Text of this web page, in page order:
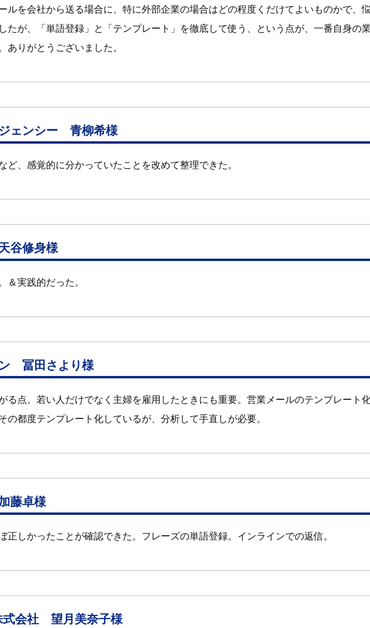
ルを会社から送る場合に、特に外部企業の場合はどの程度くだけてよいものかで、
たが、「単語登録」と「テンプレート」を徹底して使う、という点が、一番自身の
ありがとうございました。
ェンシー 青柳希様
ど、感覚的に分かっていたことを改めて整理できた。
谷修身様
＆実践的だった。
冨田さより様
る点。若い人だけでなく主婦を雇用したときにも重要。営業メールのテンプレート
の都度テンプレート化しているが、分析して手直しが必要。
藤卓様
正しかったことが確認できた。フレーズの単語登録。インラインでの返信。
式会社 望月美奈子様